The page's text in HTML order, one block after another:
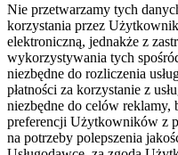
Nie przetwarzamy tych
korzystania przez
elektroniczną, jednakże z
wykorzystywania tych
niezbędne do rozliczenia
płatności za korzystanie z
niezbędne do celów reklamy,
preferencji Użytkowników z
na potrzeby polepszenia